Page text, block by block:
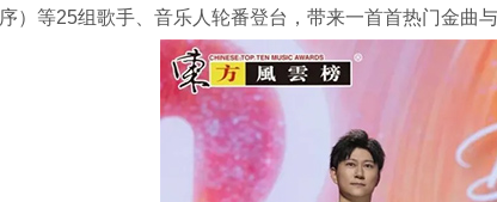
序）等25组歌手、音乐人轮番登台，带来一首首热门金曲